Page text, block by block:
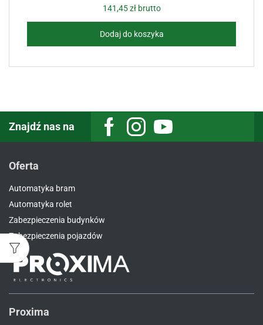
141,45złbrutto
Dodaj do koszyka
Znajdź nas na FacebookInstagramYoutube
Oferta
Automatyka bram
Automatyka rolet
Zabezpieczenia budynków
Zabezpieczenia pojazdów
Proxima